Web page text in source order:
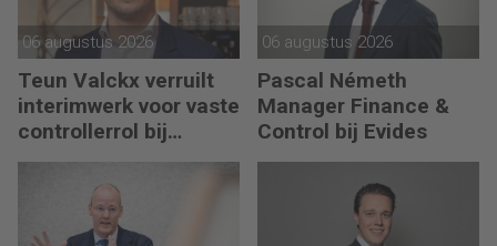
06 augustus 2026
Teun Valckx verruilt
interimwerk voor vaste
controllerrol bij
Synthon
06 augustus 2026
Pascal Németh
Manager Finance &
Control bij Evides